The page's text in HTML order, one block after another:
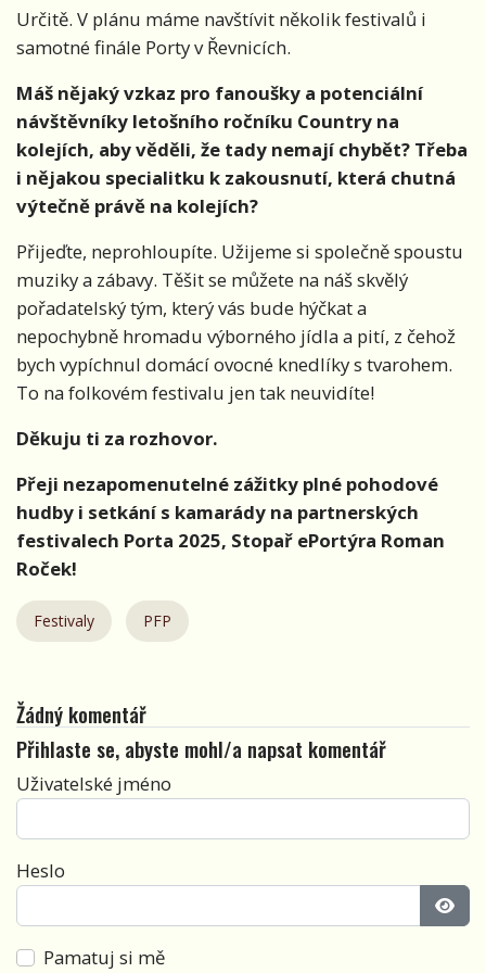
Určitě. V plánu máme navštívit několik festivalů i
samotné finále Porty v Řevnicích.
Máš nějaký vzkaz pro fanoušky a potenciální
návštěvníky letošního ročníku Country na
kolejích, aby věděli, že tady nemají chybět? Třeba
i nějakou specialitku k zakousnutí, která chutná
výtečně právě na kolejích?
Přijeďte, neprohloupíte. Užijeme si společně spoustu
muziky a zábavy. Těšit se můžete na náš skvělý
pořadatelský tým, který vás bude hýčkat a
nepochybně hromadu výborného jídla a pití, z čehož
bych vypíchnul domácí ovocné knedlíky s tvarohem.
To na folkovém festivalu jen tak neuvidíte!
Děkuju ti za rozhovor.
Přeji nezapomenutelné zážitky plné pohodové
hudby i setkání s kamarády na partnerských
festivalech Porta 2025, Stopař ePortýra Roman
Roček!
Festivaly PFP
Žádný komentář
Přihlaste se, abyste mohl/a napsat komentář
Uživatelské jméno
Heslo
Pamatuj si mě